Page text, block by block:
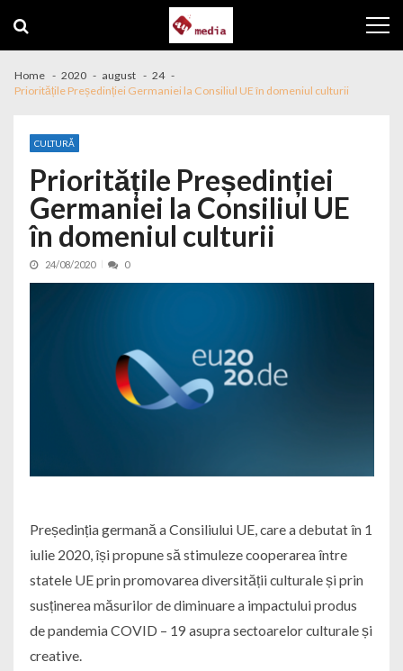
Home 2020 august
24
Prioritățile Președinției Germaniei la Consiliul UE în domeniul culturii
CULTURĂ
Prioritățile Președinției
Germaniei la Consiliul UE
în domeniul culturii
24/08/2020 0
Președinția germană a Consiliului UE, care a debutat în 1
iulie 2020, își propune să stimuleze cooperarea între
statele UE prin promovarea diversității culturale și prin
susținerea măsurilor de diminuare a impactului produs
de pandemia COVID – 19 asupra sectoarelor culturale și
creative.